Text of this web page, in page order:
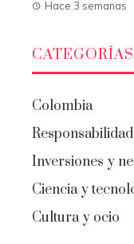
Hace 3 semanas
CATEGORÍAS
Colombia
Inversiones y
Ciencia y
Cultura y ocio